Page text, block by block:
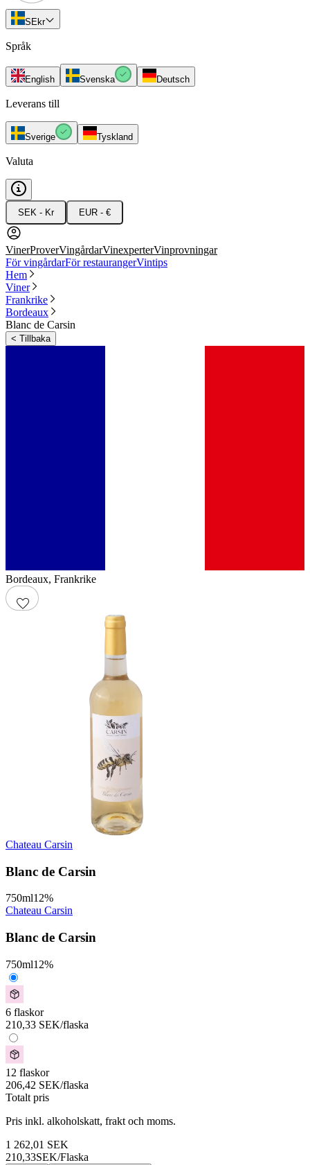
SEkr
Språk
English Svenska Deutsch
Leverans till
Sverige Tyskland
Valuta
SEK - Kr EUR - €
VinerProverVingårdarVinexperterVinprovningar
För vingårdarFör restaurangerVintips
Hem
Viner
Frankrike
Bordeaux
Blanc de Carsin
< Tillbaka
Bordeaux, Frankrike
Chateau Carsin
Blanc de Carsin
750ml12%
Chateau Carsin
Blanc de Carsin
750ml12%
6 flaskor
210,33 SEK/flaska
12 flaskor
206,42 SEK/flaska
Totalt pris
Pris inkl. alkoholskatt, frakt och moms.
1 262,01 SEK
210,33SEK/Flaska